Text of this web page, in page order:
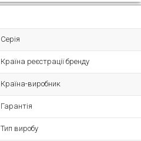
Серія
Країна реєстрації бренду
Країна-виробник
Гарантія
Тип виробу